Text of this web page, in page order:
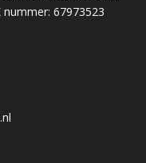
67973523